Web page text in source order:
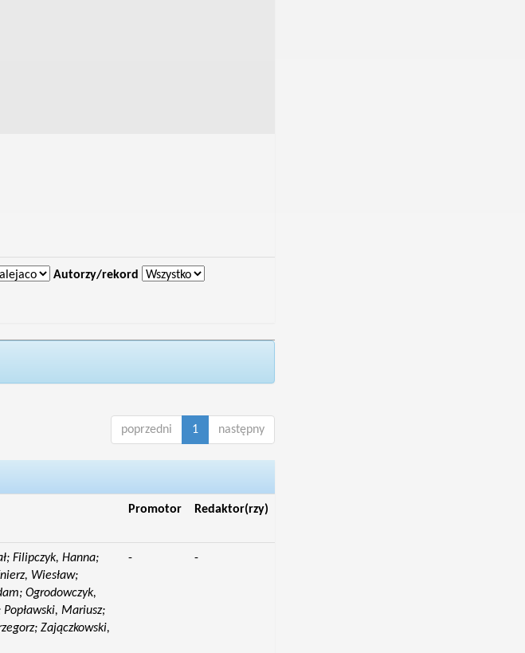
Autorzy/rekord
poprzedni 1 następny
Promotor Redaktor(rzy)
Filipczyk, Hanna;
Wiesław;
Ogrodowczyk,
Mariusz;
Zajączkowski,
- -